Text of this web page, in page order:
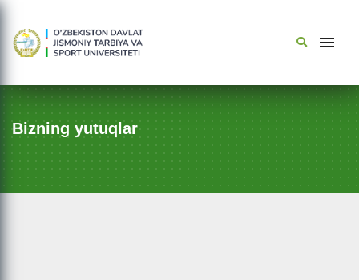
Bizning yutuqlar